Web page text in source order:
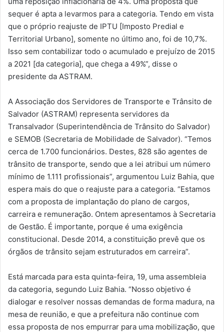
sequer é apta a levarmos para a categoria. Tendo em vista
que o próprio reajuste de IPTU [Imposto Predial e
Territorial Urbano], somente no último ano, foi de 10,7%.
Isso sem contabilizar todo o acumulado e prejuízo de 2015
a 2021 [da categoria], que chega a 49%”, disse o
presidente da ASTRAM.
A Associação dos Servidores de Transporte e Trânsito de
Salvador (ASTRAM) representa servidores da
Transalvador (Superintendência de Trânsito do Salvador)
e SEMOB (Secretaria de Mobilidade de Salvador). “Temos
cerca de 1.700 funcionários. Destes, 828 são agentes de
trânsito de transporte, sendo que a lei atribui um número
mínimo de 1.111 profissionais”, argumentou Luiz Bahia, que
espera mais do que o reajuste para a categoria. “Estamos
com a proposta de implantação do plano de cargos,
carreira e remuneração. Ontem apresentamos à Secretaria
de Gestão. É importante, porque é uma exigência
constitucional. Desde 2014, a constituição prevê que os
órgãos de trânsito sejam estruturados em carreira”.
Está marcada para esta quinta-feira, 19, uma assembleia
da categoria, segundo Luiz Bahia. “Nosso objetivo é
dialogar e resolver nossas demandas de forma madura, na
mesa de reunião, e que a prefeitura não continue com
essa proposta de nos empurrar para uma mobilização, que